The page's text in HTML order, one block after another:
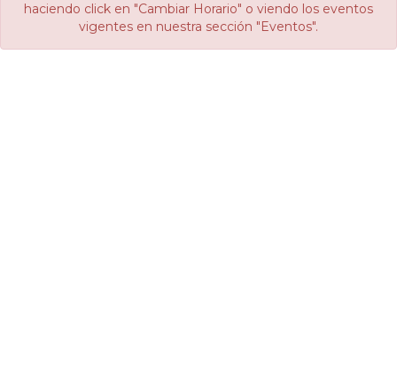
haciendo click en "Cambiar Horario" o viendo los eventos
vigentes en nuestra sección "Eventos".